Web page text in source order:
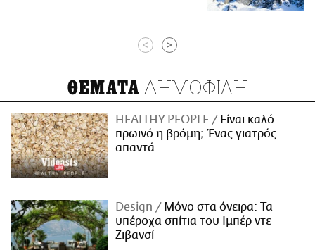
< >
ΘΕΜΑΤΑ ΔΗΜΟΦΙΛΗ
HEALTHY PEOPLE
Είναι καλό
πρωινό η βρόμη; Ένας γιατρός
απαντά
Design
Μόνο στα όνειρα: Τα
υπέροχα σπίτια του Ιμπέρ ντε
Ζιβανσί